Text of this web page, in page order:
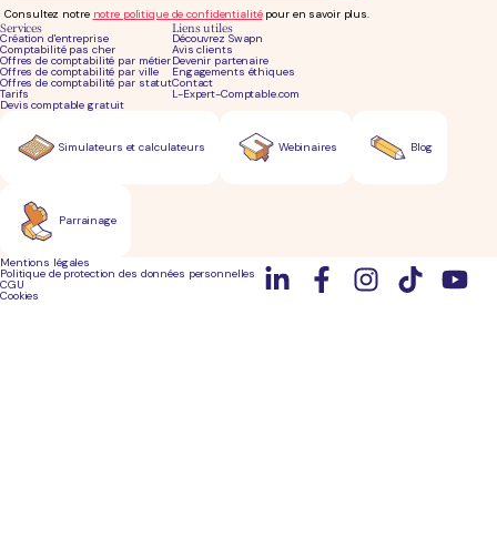
Services
Création d'entreprise
Comptabilité pas cher
Offres de comptabilité par métier
Offres de comptabilité par ville
Offres de comptabilité par statut
Tarifs
Devis comptable gratuit
Liens utiles
Découvrez Swapn
Avis clients
Devenir partenaire
Engagements éthiques
Contact
L-Expert-Comptable.com
Consultez notre notre politique de confidentialitépour en savoir plus.
Simulateurs et calculateurs Blog
Parrainage
Webinaires
Mentions légales
Politique de protection des données personnelles
CGU
Cookies